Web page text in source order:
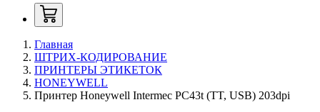
Главная
ШТРИХ-КОДИРОВАНИЕ
ПРИНТЕРЫ ЭТИКЕТОК
HONEYWELL
Принтер Honeywell Intermec PC43t (TT, USB) 203dpi